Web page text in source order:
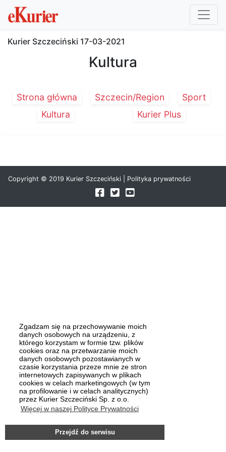
Zgadzam się na przechowywanie moich
danych osobowych na urządzeniu, z
którego korzystam w formie tzw. plików
cookies oraz na przetwarzanie moich
danych osobowych pozostawianych w
czasie korzystania przeze mnie ze stron
internetowych zapisywanych w plikach
cookies w celach marketingowych (w tym
na profilowanie i w celach analitycznych)
przez Kurier Szczeciński Sp. z o.o.
Więcej w naszej Polityce Prywatności
Przejdź do serwisu
Kurier Szczeciński 17-03-2021
Kultura
Strona główna Szczecin/Region
Sport
Kultura
Kurier Plus
Copyright © 2019 Kurier Szczeciński | Polityka prywatności